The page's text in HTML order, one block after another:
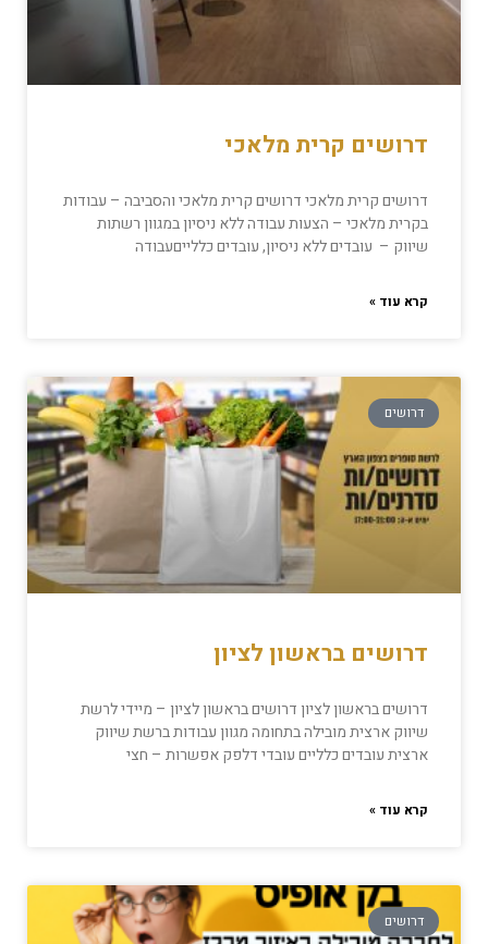
דרושים קרית מלאכי
דרושים קרית מלאכי דרושים קרית מלאכי והסביבה – עבודות
בקרית מלאכי – הצעות עבודה ללא ניסיון במגוון רשתות
שיווק – עובדים ללא ניסיון, עובדים כללייםעבודה
קרא עוד »
דרושים
דרושים בראשון לציון
דרושים בראשון לציון דרושים בראשון לציון – מיידי לרשת
שיווק ארצית מובילה בתחומה מגוון עבודות ברשת שיווק
ארצית עובדים כלליים עובדי דלפק אפשרות – חצי
קרא עוד »
דרושים